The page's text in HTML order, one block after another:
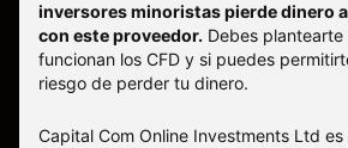
inversores minoristas pierde dinero
con este proveedor. Debes
funcionan los CFD y si puedes
riesgo de perder tu dinero.
Capital Com Online Investments Ltd